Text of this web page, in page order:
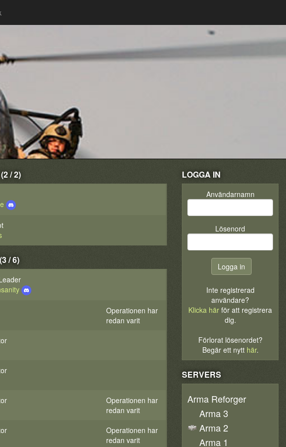
/ 2)
/ 6)
Operationen har
redan varit
Operationen har
redan varit
Operationen har
redan varit
LOGGA IN
Användarnamn
Lösenord
Inte registrerad
användare?
Klicka här för att registrera
dig.
Förlorat lösenordet?
Begär ett nytt här.
SERVERS
Arma Reforger
Arma 3
Arma 2
Arma 1